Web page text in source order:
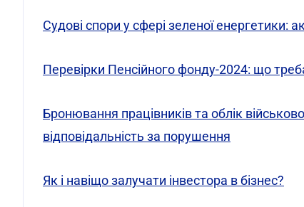
Судові спори у сфері зеленої енергетики:
Перевірки Пенсійного фонду-2024: що
Бронювання працівників та облік
відповідальність за порушення
Як і навіщо залучати інвестора в бізнес?